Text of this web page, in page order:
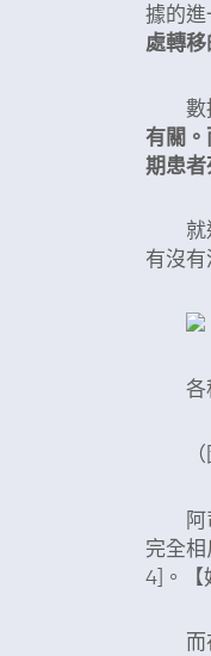
據的進
處轉
數據
有關。
期患者
就這
有沒有
各種
（圖
阿司
完全
4]。【
而在